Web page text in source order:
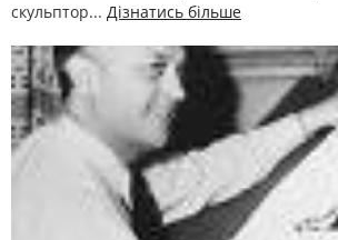
скульптор... Дізнатись більше